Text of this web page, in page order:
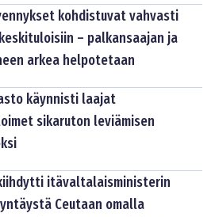
kohdistuvat vahvasti
– palkansaajan ja
arkea helpotetaan
käynnisti laajat
sikaruton leviämisen
itävaltalaisministerin
Ceutaan omalla